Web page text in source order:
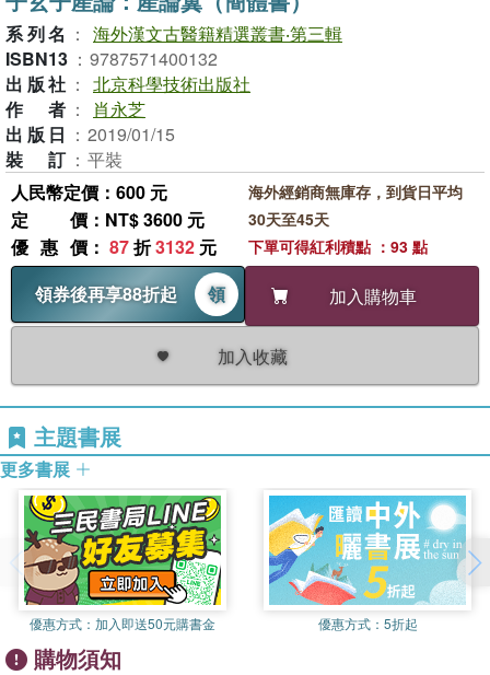
系列名 ： 海外漢文古醫籍精選叢書‧第三輯
ISBN13 ： 9787571400132
出版社 ： 北京科學技術出版社
作者 ：
肖永芝
出版日 ： 2019/01/15
裝訂 ： 平裝
人民幣定價：600 元
定價 ：NT$ 3600 元
優惠價 ： 87折3132 元
領券後再享88折起
領 加入購物車
加入收藏
海外經銷商無庫存，到貨日平均
30天至45天
下單可得紅利積點 ：93 點
主題書展
更多書展
優惠方式： 加入即送50元購書金 優惠方式： 5折起
購物須知